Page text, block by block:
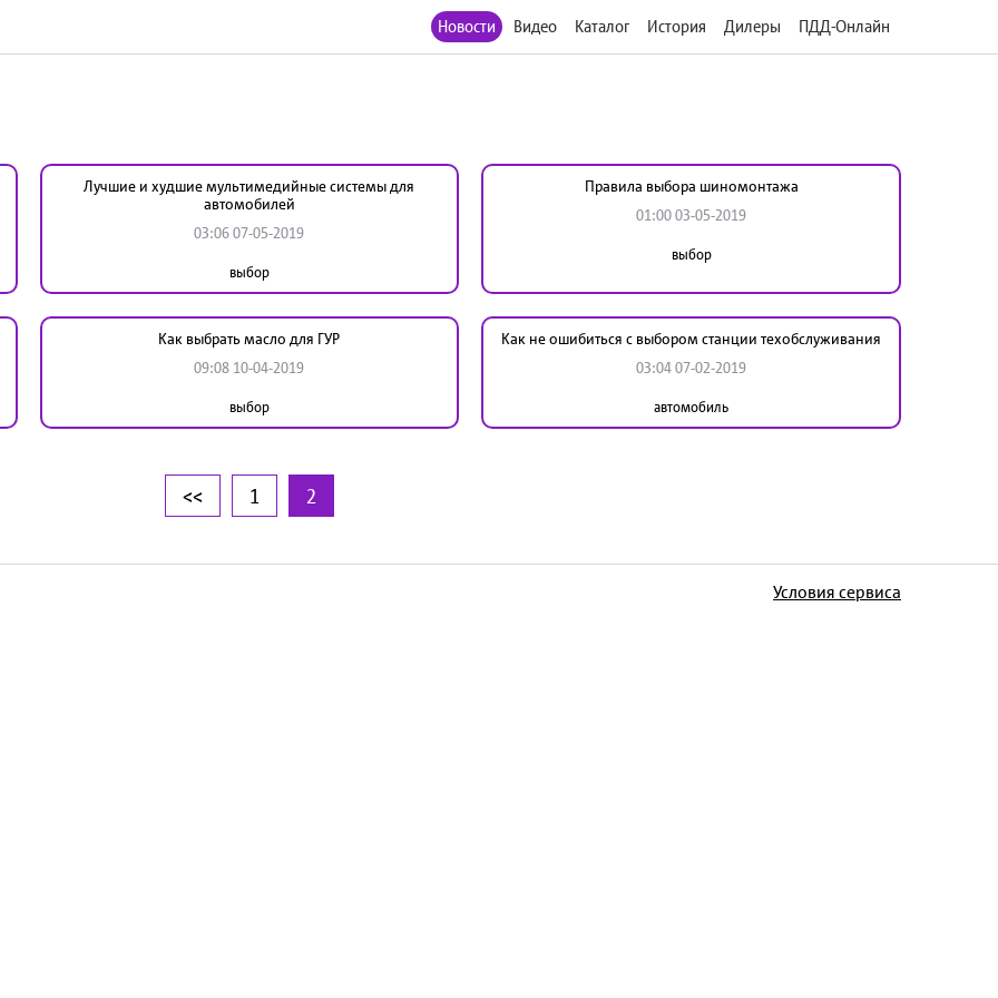
Новости Видео Каталог История Дилеры ПДД-Онлайн
Лучшие и худшие мультимедийные системы для
автомобилей
03:06 07-05-2019
выбор
Правила выбора шиномонтажа
01:00 03-05-2019
выбор
Как выбрать масло для ГУР
09:08 10-04-2019
выбор
Как не ошибиться с выбором станции техобслуживания
03:04 07-02-2019
автомобиль
<< 1 2
Условия сервиса